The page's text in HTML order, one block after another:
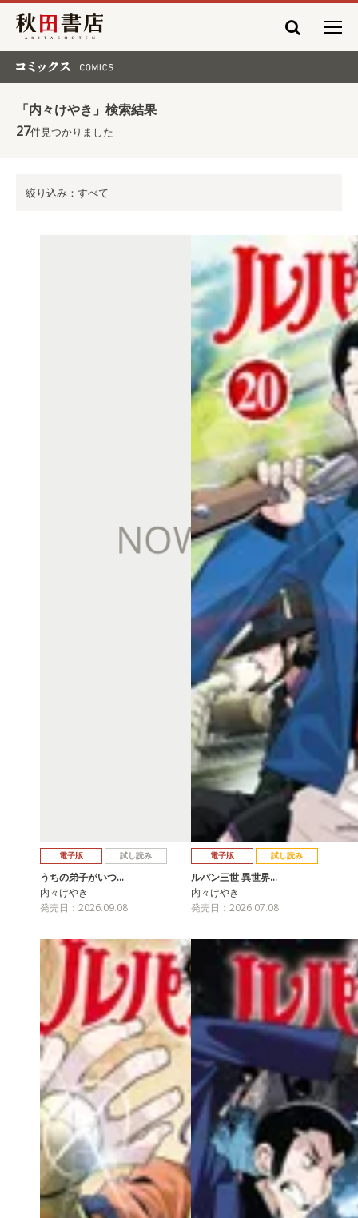
秋田書店
「内々けやき」検索結果
27件見つかりました
絞り込み：すべて
電子版 試し読み
うちの弟子がいつ…
内々けやき
発売日：2026.09.08
電子版 試し読み
ルパン三世 異世界…
内々けやき
発売日：2026.07.08